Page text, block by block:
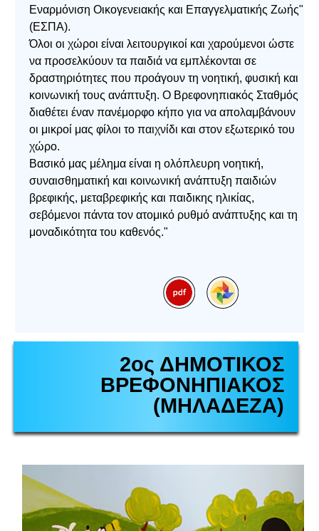
Εναρμόνιση Οικογενειακής και Επαγγελματικής Ζωής"
(ΕΣΠΑ).
Όλοι οι χώροι είναι λειτουργικοί και χαρούμενοι ώστε
να προσελκύουν τα παιδιά να εμπλέκονται σε
δραστηριότητες που προάγουν τη νοητική, φυσική και
κοινωνική τους ανάπτυξη. Ο Βρεφονηπιακός Σταθμός
διαθέτει έναν πανέμορφο κήπο για να απολαμβάνουν
οι μικροί μας φίλοι το παιχνίδι και στον εξωτερικό του
χώρο.
Βασικό μας μέλημα είναι η ολόπλευρη νοητική,
συναισθηματική και κοινωνική ανάπτυξη παιδιών
βρεφικής, μεταβρεφικής και παιδικης ηλικίας,
σεβόμενοι πάντα τον ατομικό ρυθμό ανάπτυξης και τη
μοναδικότητα του καθενός."
2ος ΔΗΜΟΤΙΚΟΣ
ΒΡΕΦΟΝΗΠΙΑΚΟΣ
(ΜΗΛΑΔΕΖΑ)